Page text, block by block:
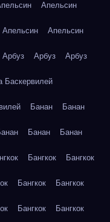
Апельсин
Апельсин Апельсин
Арбуз Арбуз Арбуз
Баскервилей
Банан Банан
Банан Банан
Бангкок Бангкок
Бангкок Бангкок
Бангкок Бангкок